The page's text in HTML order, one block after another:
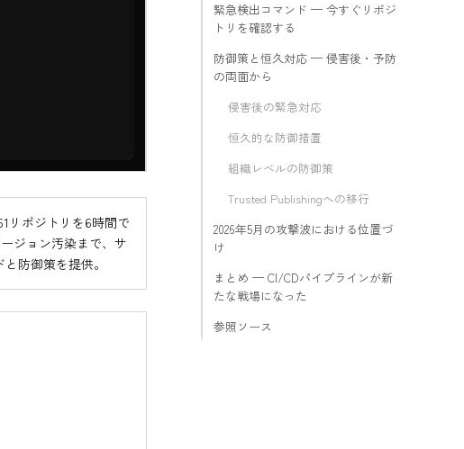
リポジトリを6時間で
ジョン汚染まで、サ
防御策を提供。
緊急検出コマンド — 今すぐリポジ
トリを確認する
防御策と恒久対応 — 侵害後・予防
の両面から
侵害後の緊急対応
恒久的な防御措置
組織レベルの防御策
Trusted Publishingへの移行
2026年5月の攻撃波における位置づ
け
まとめ — CI/CDパイプラインが新
たな戦場になった
参照ソース